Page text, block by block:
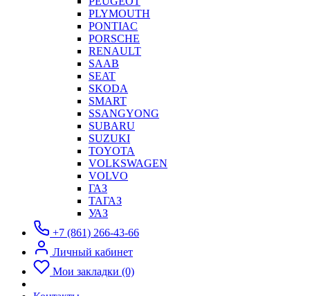
PLYMOUTH
PONTIAC
PORSCHE
RENAULT
SAAB
SEAT
SKODA
SMART
SSANGYONG
SUBARU
SUZUKI
TOYOTA
VOLKSWAGEN
VOLVO
ГАЗ
ТАГАЗ
УАЗ
+7 (861) 266-43-66
Личный кабинет
Мои закладки (0)